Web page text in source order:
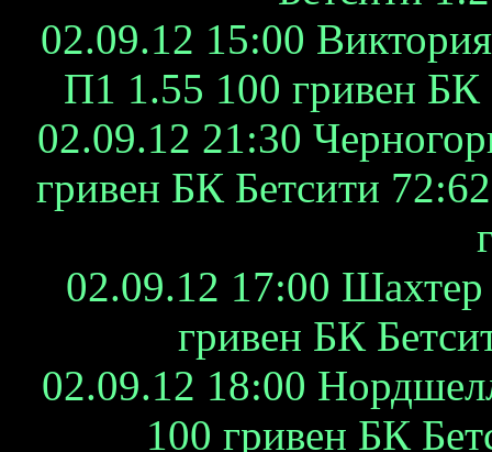
02.09.12 15:00
П1 1.55 100 гривен БК
02.09.12 21:30
гривен БК Бетсити
02.09.12 17:00
гривен БК
02.09.12 18:00
100 гривен БК